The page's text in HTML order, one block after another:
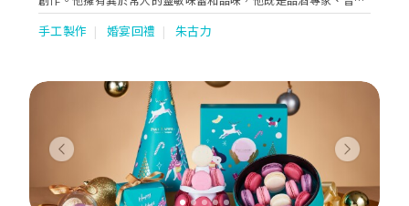
愛好者（尤其鍾愛歌劇），更是對一切美好事物獨具觸覺的藝術
家。他以編寫交響曲一般的精細心思配搭朱古力的味道，令每款朱
其是朱古力蓉。口感如絲般幼滑的朱古力蓉以朱古力和鮮奶油製
作，外裹一層薄薄的朱古力，散發出精緻微妙的美味，令人沉醉。
超過36年來，La Maison du Chocolat的朱古力蓉一直是法式尊貴
朱古力的象徵。時至今日，La Maison du Chocolat在總廚兼法國
最佳朱古力工藝師Nicolas Cloiseau的帶領下，繼續傳承品牌的獨
有滋味。
手工製作 婚宴回禮 朱古力
Previous Next